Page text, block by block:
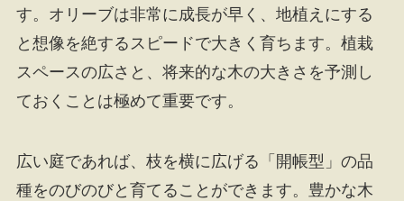
す。オリーブは非常に成長が早く、地植えにする
と想像を絶するスピードで大きく育ちます。植栽
スペースの広さと、将来的な木の大きさを予測し
ておくことは極めて重要です。
広い庭であれば、枝を横に広げる「開帳型」の品
種をのびのびと育てることができます。豊かな木